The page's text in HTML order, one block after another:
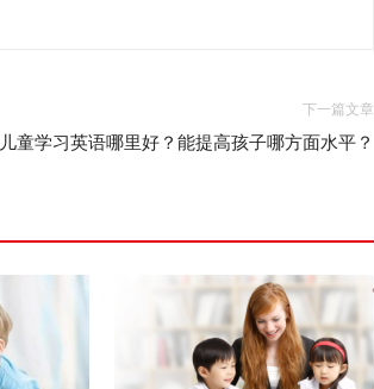
下一篇文章
儿童学习英语哪里好？能提高孩子哪方面水平？